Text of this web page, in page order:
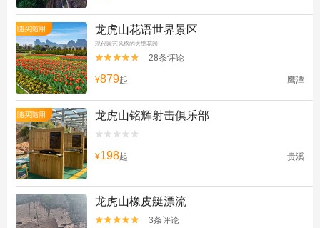
随买随用 龙虎山花语世界景区
现代园艺风格的大型花园

 28条评论
¥879起 鹰潭
随买随用 龙虎山铭辉射击俱乐部


¥198起 贵溪
龙虎山橡皮艇漂流

 3条评论